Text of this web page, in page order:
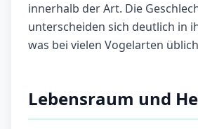
innerhalb der Art. Die
unterscheiden sich deutlich in
was bei vielen Vogelarten
Lebensraum und